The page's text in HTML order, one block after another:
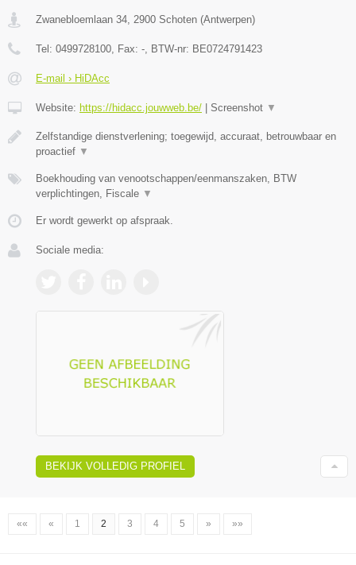
Zwanebloemlaan 34 2900 Schoten (Antwerpen)
Tel: 0499728100 , Fax: - , BTW-nr: BE0724791423
E-mail › HiDAcc
Website: https://hidacc.jouwweb.be/ Screenshot ▼
Zelfstandige dienstverlening; toegewijd, accuraat, betrouwbaar en
proactief ▼
Boekhouding van venootschappen/eenmanszaken, BTW
verplichtingen, Fiscale ▼
Er wordt gewerkt op afspraak.
Sociale media:
BEKIJK VOLLEDIG PROFIEL
«« « 1 2 3 4 5 » »»